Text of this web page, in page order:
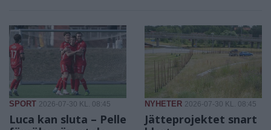
SPORT 2026-07-30 KL. 08:45
Luca kan sluta – Pelle
NYHETER 2026-07-30 KL. 08:45
Jätteprojektet snart